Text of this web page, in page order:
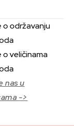
održavanju
veličinama
nas u
->